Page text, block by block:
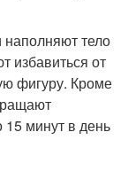
тело
избавиться от
фигуру. Кроме
минут в день